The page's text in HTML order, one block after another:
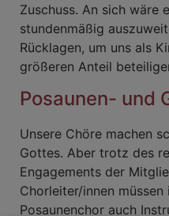
Zuschuss. An sich wäre
stundenmäßig
Rücklagen, um uns als
größeren Anteil
Posaunen- und
Unsere Chöre machen
Gottes. Aber trotz des
Engagements der
Chorleiter/innen
Posaunenchor auch